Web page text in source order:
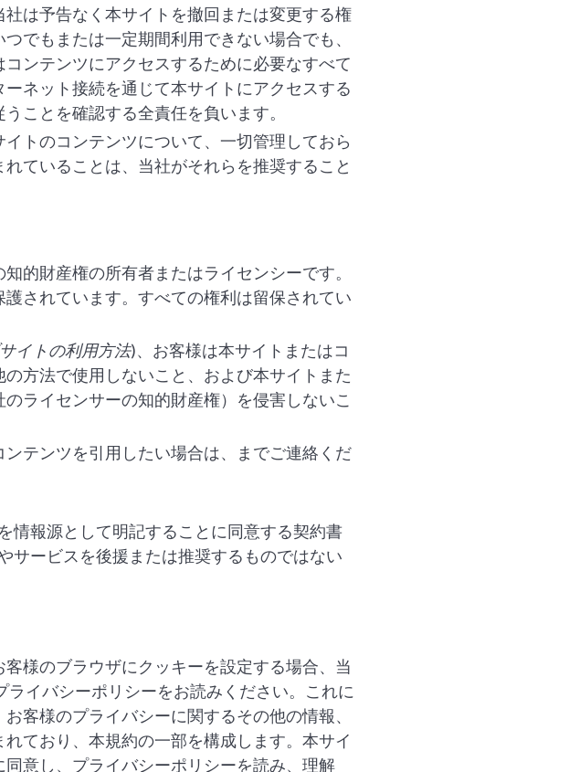
は予告なく本サイトを撤回または変更する権
でもまたは一定期間利用できない場合でも、
ンテンツにアクセスするために必要なすべて
ネット接続を通じて本サイトにアクセスする
ことを確認する全責任を負います。
トのコンテンツについて、一切管理しておら
ていることは、当社がそれらを推奨すること
的財産権の所有者またはライセンシーです。
されています。すべての権利は留保されてい
イトの利用方法)、お客様は本サイトまたはコ
方法で使用しないこと、および本サイトまた
ライセンサーの知的財産権）を侵害しないこ
テンツを引用したい場合は、までご連絡くだ
情報源として明記することに同意する契約書
サービスを後援または推奨するものではない
様のブラウザにクッキーを設定する場合、当
ライバシーポリシーをお読みください。これに
客様のプライバシーに関するその他の情報、
ており、本規約の一部を構成します。本サイ
意し、プライバシーポリシーを読み、理解